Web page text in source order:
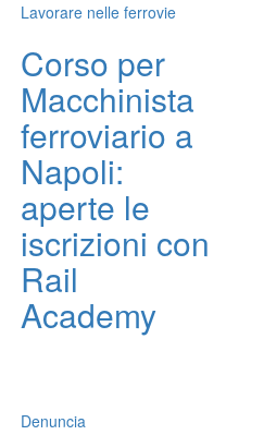
Lavorare nelle ferrovie
Corso per
Macchinista
ferroviario a
Napoli:
aperte le
iscrizioni con
Rail
Academy
Denuncia